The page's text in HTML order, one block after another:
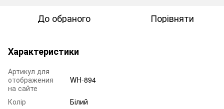
До обраного Порівняти
Характеристики
Артикул для
отображения
на сайте
WH-894
Колір
Білий